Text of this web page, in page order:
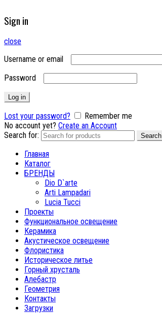
Sign in
close
Username or email
Password
Log in
Lost your password?
Remember me
No account yet? Create an Account
Search for:
Search
Главная
Каталог
БРЕНДЫ
Dio D`arte
Arti Lampadari
Lucia Tucci
Проекты
Функциональное освещение
Керамика
Акустическое освещение
Флористика
Историческое литье
Горный хрусталь
Алебастр
Геометрия
Контакты
Загрузки